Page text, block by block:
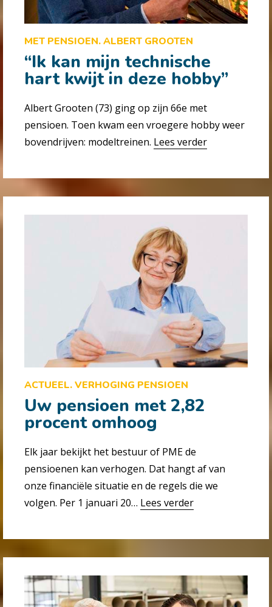
MET PENSIOEN. ALBERT GROOTEN
“Ik kan mijn technische
hart kwijt in deze hobby”
Albert Grooten (73) ging op zijn 66e met
pensioen. Toen kwam een vroegere hobby weer
bovendrijven: model­treinen. Lees verder
ACTUEEL. VERHOGING PENSIOEN
Uw pensioen met 2,82
procent omhoog
Elk jaar bekijkt het bestuur of PME de
pensioenen kan verhogen. Dat hangt af van
onze financiële situatie en de regels die we
volgen. Per 1 januari 20… Lees verder